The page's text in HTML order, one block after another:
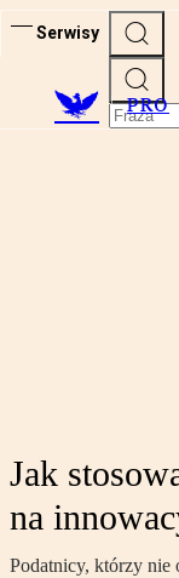
Serwisy
PRO
Jak
na
Podatnicy, którzy nie